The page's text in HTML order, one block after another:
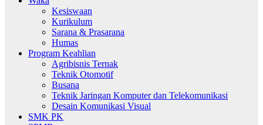
Kesiswaan
Kurikulum
Sarana & Prasarana
Humas
Program Keahlian
Agribisnis Ternak
Teknik Otomotif
Busana
Teknik Jaringan Komputer dan Telekomunikasi
Desain Komunikasi Visual
SMK PK